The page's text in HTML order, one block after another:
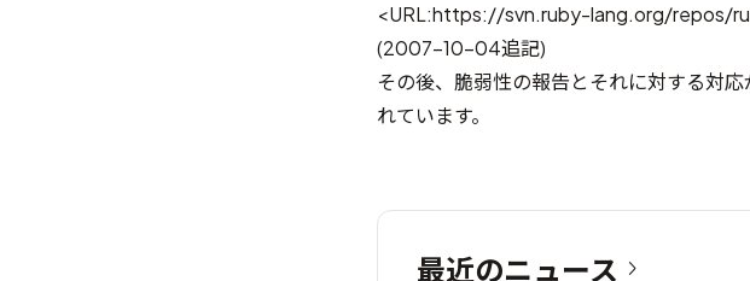
<URL:https://svn.ruby-lang.org/repos/
(2007-10-04追記)
その後、脆弱性の報告とそれに対する対応
れています。
最近のニュース